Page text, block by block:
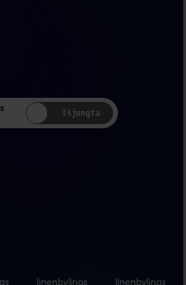
Išjungta
linenbylinas linenbylinas